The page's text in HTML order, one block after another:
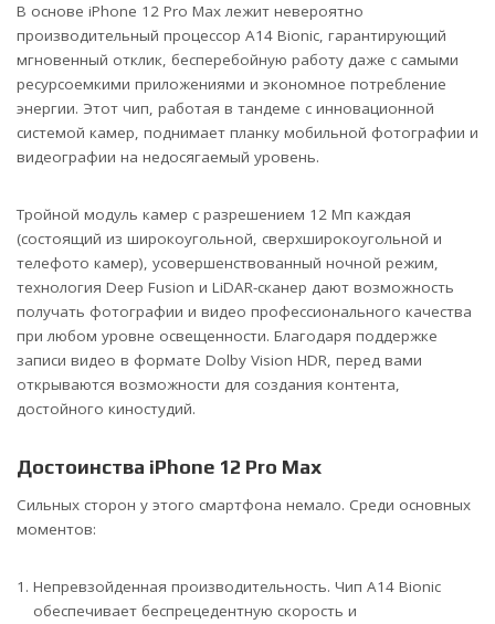
В основе iPhone 12 Pro Max лежит невероятно
производительный процессор A14 Bionic, гарантирующий
мгновенный отклик, бесперебойную работу даже с самыми
ресурсоемкими приложениями и экономное потребление
энергии. Этот чип, работая в тандеме с инновационной
системой камер, поднимает планку мобильной фотографии и
видеографии на недосягаемый уровень.
Тройной модуль камер с разрешением 12 Мп каждая
(состоящий из широкоугольной, сверхширокоугольной и
телефото камер), усовершенствованный ночной режим,
технология Deep Fusion и LiDAR-сканер дают возможность
получать фотографии и видео профессионального качества
при любом уровне освещенности. Благодаря поддержке
записи видео в формате Dolby Vision HDR, перед вами
открываются возможности для создания контента,
достойного киностудий.
Достоинства iPhone 12 Pro Max
Сильных сторон у этого смартфона немало. Среди основных
моментов:
Непревзойденная производительность. Чип A14 Bionic
обеспечивает беспрецедентную скорость и